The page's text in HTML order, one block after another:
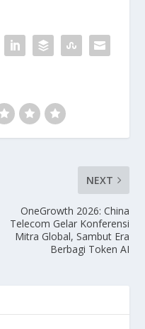
NEXT
OneGrowth 2026: China
Telecom Gelar Konferensi
Mitra Global, Sambut Era
Berbagi Token AI